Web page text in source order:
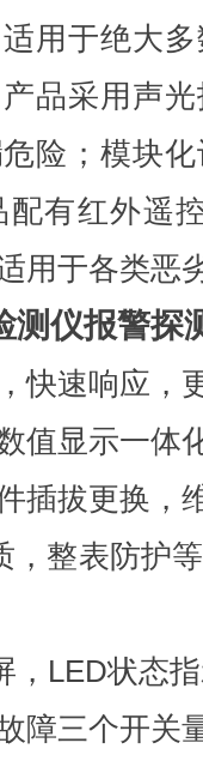
用于绝大
品采用声
险；模块
有红外遥
用于各类恶
测仪报警探
快速响应，
值显示一体
插拔更换，
，整表防护
，LED状态
障三个开关